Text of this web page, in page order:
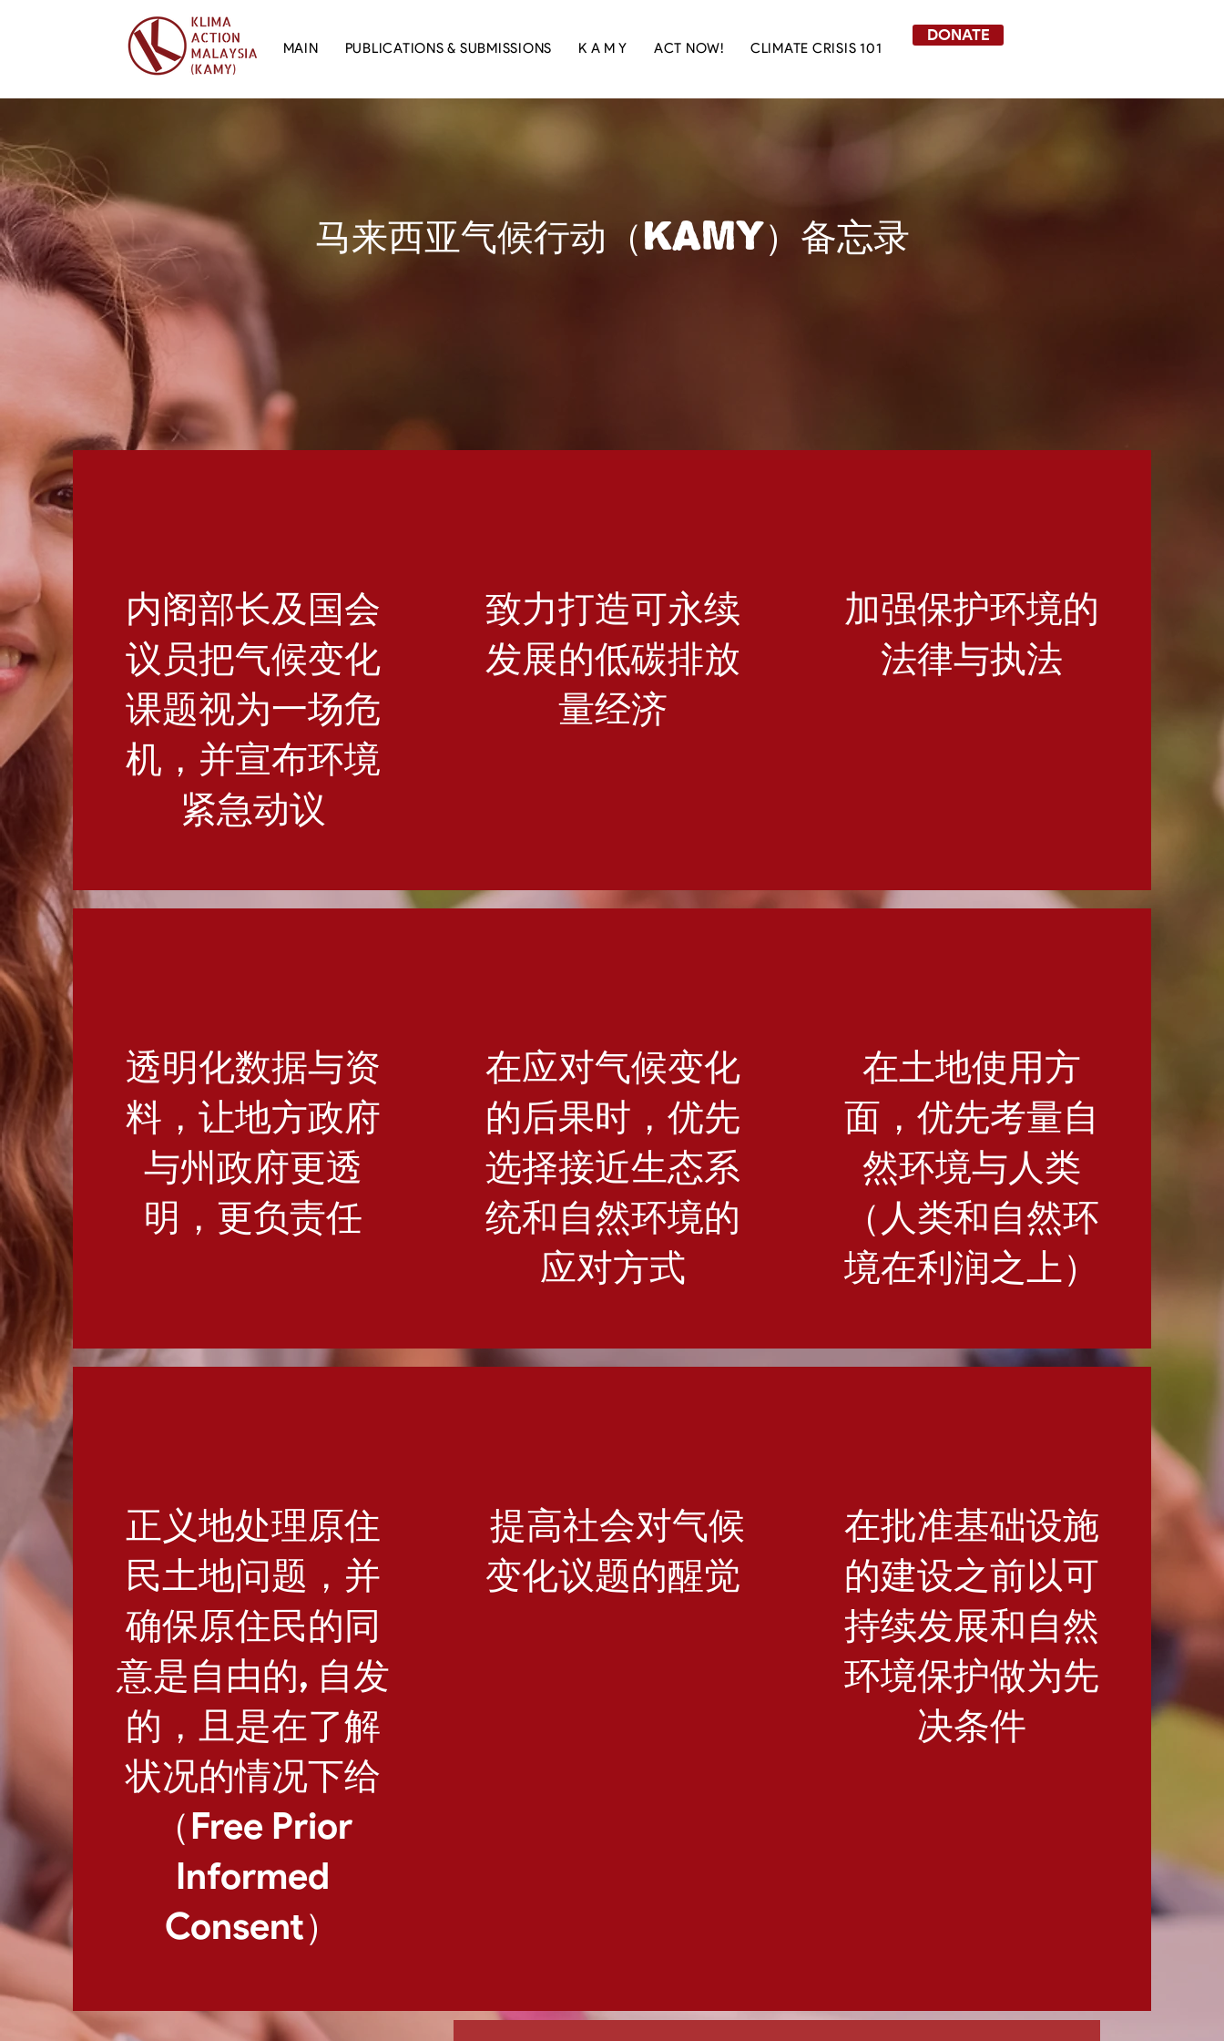
MAIN PUBLICATIONS & SUBMISSIONS K A M Y ACT NOW! CLIMATE CRISIS 101
DONATE
马来西亚气候行动（KAMY）备忘录
内阁部长及国会
议员把气候变化
课题视为一场危
机，并宣布环境
紧急动议
致力打造可永续
发展的低碳排放
量经济
加强保护环境的
法律与执法
透明化数据与资
料，让地方政府
与州政府更透
明，更负责任
在应对气候变化
的后果时，优先
选择接近生态系
统和自然环境的
应对方式
在土地使用方
面，优先考量自
然环境与人类
（人类和自然环
境在利润之上）
正义地处理原住
民土地问题，并
确保原住民的同
意是自由的, 自发
的，且是在了解
状况的情况下给
（Free Prior
Informed
Consent）
提高社会对气候
变化议题的醒觉
在批准基础设施
的建设之前以可
持续发展和自然
环境保护做为先
决条件